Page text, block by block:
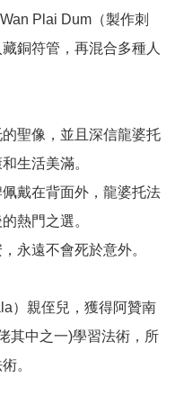
Plai Dum（製作刺
銅符管，再混合多種人
聖像，並且深信龍婆托
生活美滿。
戴在背面外，龍婆托法
熱門之選。
永遠不會死於意外。
）親侄兒，獲得阿贊南
其中之一)學習法術，所
。